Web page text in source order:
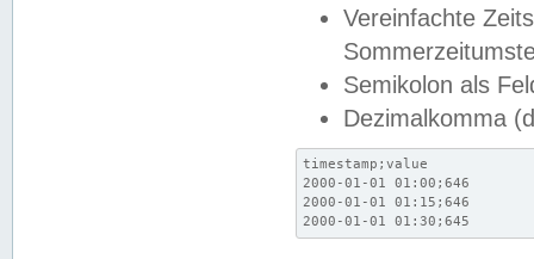
Vereinfachte
Semikolon als
Dezimalkomma
timestamp;value
2000-01-01 01:00;646
2000-01-01 01:15;646
2000-01-01 01:30;645